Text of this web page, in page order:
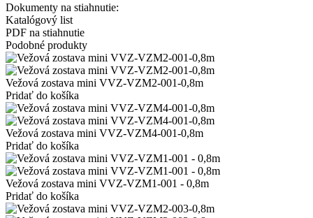
Dokumenty na stiahnutie:
Katalógový list
PDF na stiahnutie
Podobné produkty
Vežová zostava mini VVZ-VZM2-001-0,8m
Pridať do košíka
Vežová zostava mini VVZ-VZM4-001-0,8m
Pridať do košíka
Vežová zostava mini VVZ-VZM1-001 - 0,8m
Pridať do košíka